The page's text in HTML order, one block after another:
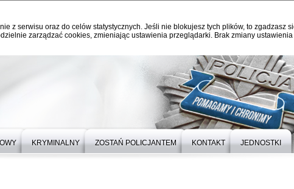
z serwisu oraz do celów statystycznych. Jeśli nie blokujesz tych plików, to zgadzasz
zarządzać cookies, zmieniając ustawienia przeglądarki. Brak zmiany
KRYMINALNY ZOSTAŃ POLICJANTEM KONTAKT JEDNOSTKI